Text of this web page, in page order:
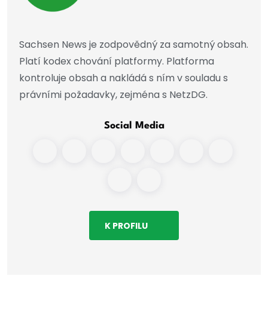
Sachsen News je zodpovědný za samotný obsah.
Platí kodex chování platformy. Platforma
kontroluje obsah a nakládá s ním v souladu s
právními požadavky, zejména s NetzDG.
Social Media
K PROFILU